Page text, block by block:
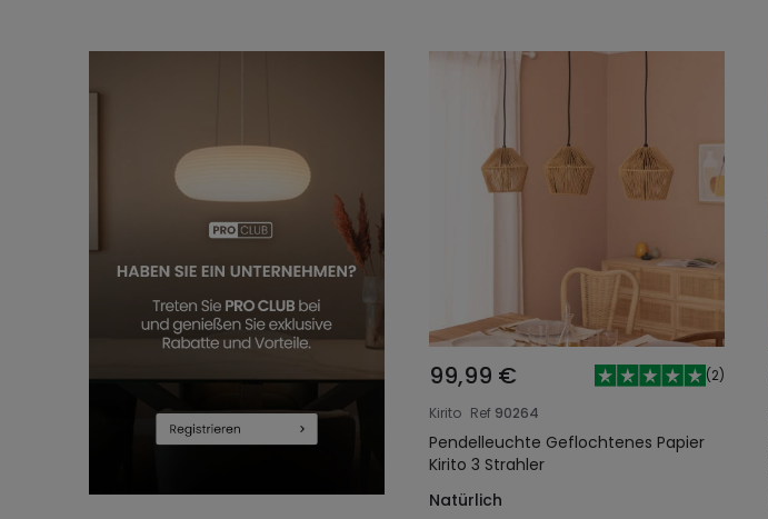
99,99 € (2)
Kirito Ref 90264
Pendelleuchte Geflochtenes Papier
Kirito 3 Strahler
Natürlich